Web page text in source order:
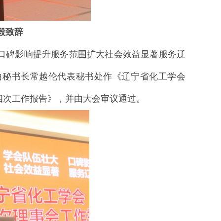
致辞
碑影响提升服务范围扩大社会效益显著服务辽
书长常越伦代表秘书处作《辽宁省化工学会
工作报告》，并由大会审议通过。